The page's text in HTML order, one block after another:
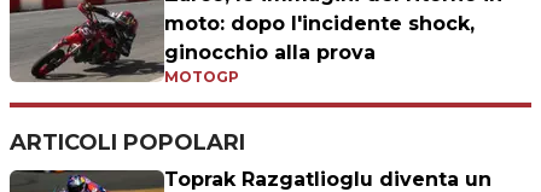
moto: dopo l'incidente shock,
ginocchio alla prova
MOTOGP
ARTICOLI POPOLARI
Toprak Razgatlioglu diventa un